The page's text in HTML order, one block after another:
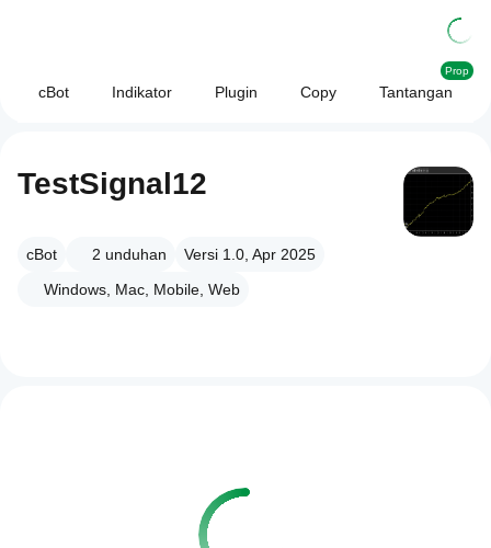
cBot Indikator Plugin Copy Tantangan
Prop
TestSignal12
cBot 2 unduhan
Versi 1.0, Apr 2025
Windows, Mac, Mobile, Web